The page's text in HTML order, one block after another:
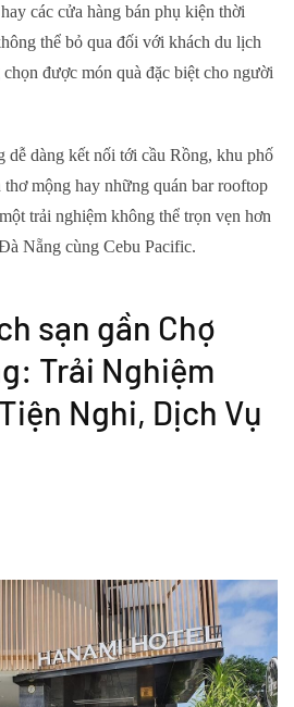
các cửa hàng bán phụ kiện thời
thể bỏ qua đối với khách du lịch
được món quà đặc biệt cho người
dễ dàng kết nối tới cầu Rồng, khu phố
mộng hay những quán bar rooftop
trải nghiệm không thể trọn vẹn hơn
Nẵng cùng Cebu Pacific.
sạn gần Chợ
Trải Nghiệm
Nghi, Dịch Vụ